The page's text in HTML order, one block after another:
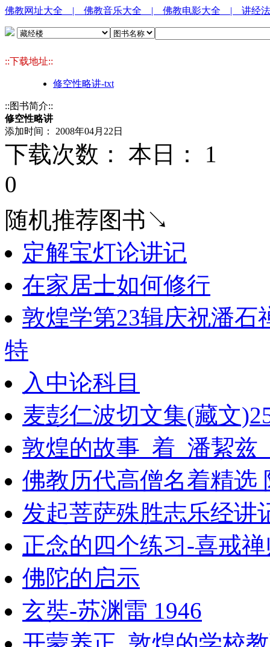
佛教网址大全 | 佛教音乐大全 | 佛教电影大全 | 讲经
::下载地址::
修空性略讲-txt
::图书简介::
修空性略讲
添加时间： 2008年04月22日
下载次数： 本日： 1
0
随机推荐图书↘
定解宝灯论讲记
在家居士如何修行
敦煌学第23辑庆祝潘石
特
入中论科目
麦彭仁波切文集(藏文
敦煌的故事_着_潘絜兹
佛教历代高僧名着精选
发起菩萨殊胜志乐经讲
正念的四个练习-喜戒
佛陀的启示
玄奘-苏渊雷 1946